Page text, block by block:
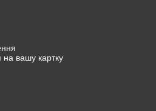
на вашу картку